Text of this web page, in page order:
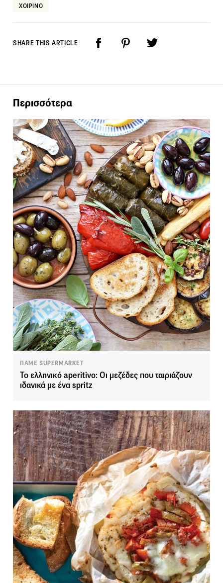
ΧΟΙΡΙΝΟ
SHARE THIS ARTICLE
Περισσότερα
ΠΑΜΕ SUPERMARKET
Το ελληνικό aperitivo: Οι μεζέδες που ταιριάζουν
ιδανικά με ένα spritz